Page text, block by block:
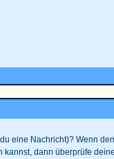
eine Nachricht)? Wenn
dann überprüfe